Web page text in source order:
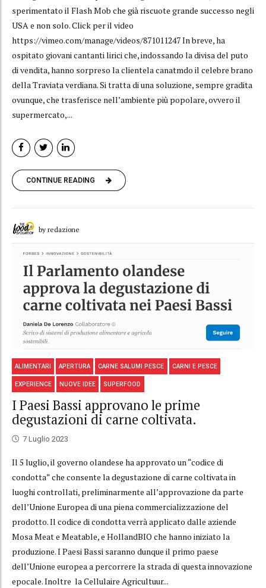
sperimentato il Flash Mob che già riscuote grande successo negli
USA e non solo. Click per il video
https://vimeo.com/manage/videos/871011247 In breve, ha
ospitato giovani cantanti lirici che, indossando la divisa del puto
di vendita, hanno sorpreso la clientela canatmdo il celebre brano
della Traviata verdiana. Si tratta di una soluzione, sempre gradita
ovunque, che trasferisce nell’ambiente più popolare, ovvero il
supermercato,...
CONTINUE READING
by redazione
ALIMENTARI APERTURA CARNE SALUMI PESCE CARNI E PESCE
EXPERIENCE NUOVE IDEE SUPERFOOD
I Paesi Bassi approvano le prime
degustazioni di carne coltivata.
7 Luglio 2023
Il 5 luglio, il governo olandese ha approvato un “codice di
condotta” che consente la degustazione di carne coltivata in
luoghi controllati, preliminarmente all’approvazione da parte
dell’Unione Europea di una piena commercializzazione del
prodotto. Il codice di condotta verrà applicato dalle aziende
Mosa Meat e Meatable, e HollandBIO che hanno iniziato la
produzione. I Paesi Bassi saranno dunque il primo paese
dell’Unione europea a percorrere la strada di questa innovazione
epocale. Inoltre la Cellulaire Agricultuur...